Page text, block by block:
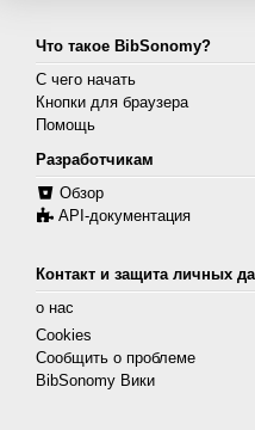
Что такое BibSonomy?
С чего начать
Кнопки для браузера
Помощь
Разработчикам
Обзор
API-документация
Контакт и защита личных
о нас
Cookies
Сообщить о проблеме
BibSonomy Вики